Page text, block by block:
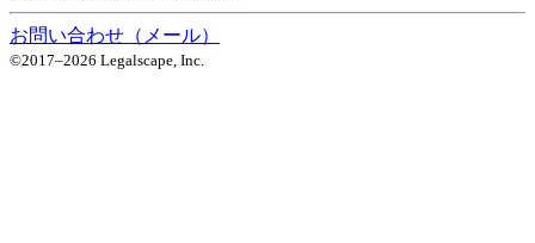
お問い合わせ（メール）
©2017–2026 Legalscape, Inc.